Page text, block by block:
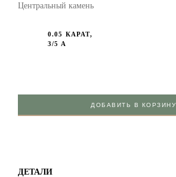
Центральный камень
0.05 КАРАТ,
3/5 А
ДОБАВИТЬ В КОРЗИНУ
ДЕТАЛИ